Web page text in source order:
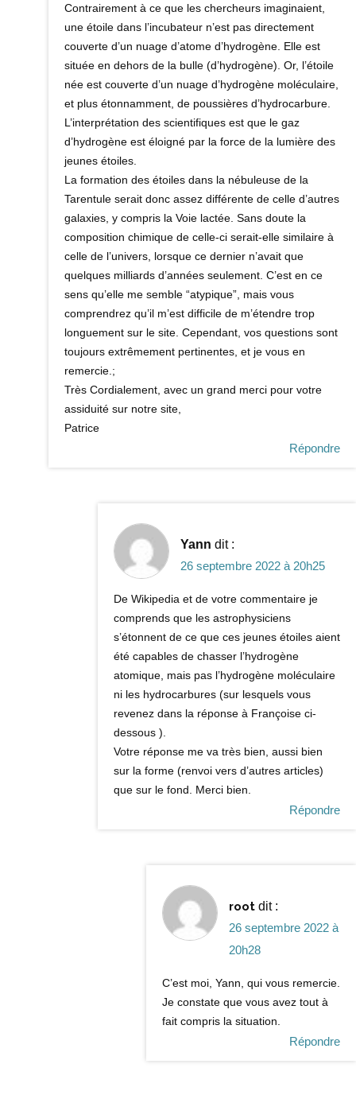
Contrairement à ce que les chercheurs imaginaient,
une étoile dans l’incubateur n’est pas directement
couverte d’un nuage d’atome d’hydrogène. Elle est
située en dehors de la bulle (d’hydrogène). Or, l’étoile
née est couverte d’un nuage d’hydrogène moléculaire,
et plus étonnamment, de poussières d’hydrocarbure.
L’interprétation des scientifiques est que le gaz
d’hydrogène est éloigné par la force de la lumière des
jeunes étoiles.
La formation des étoiles dans la nébuleuse de la
Tarentule serait donc assez différente de celle d’autres
galaxies, y compris la Voie lactée. Sans doute la
composition chimique de celle-ci serait-elle similaire à
celle de l’univers, lorsque ce dernier n’avait que
quelques milliards d’années seulement. C’est en ce
sens qu’elle me semble “atypique”, mais vous
comprendrez qu’il m’est difficile de m’étendre trop
longuement sur le site. Cependant, vos questions sont
toujours extrêmement pertinentes, et je vous en
remercie.;
Très Cordialement, avec un grand merci pour votre
assiduité sur notre site,
Patrice
Répondre
Yann dit :
26 septembre 2022 à 20h25
De Wikipedia et de votre commentaire je
comprends que les astrophysiciens
s’étonnent de ce que ces jeunes étoiles aient
été capables de chasser l’hydrogène
atomique, mais pas l’hydrogène moléculaire
ni les hydrocarbures (sur lesquels vous
revenez dans la réponse à Françoise ci-
dessous ).
Votre réponse me va très bien, aussi bien
sur la forme (renvoi vers d’autres articles)
que sur le fond. Merci bien.
Répondre
root dit :
26 septembre 2022 à
20h28
C’est moi, Yann, qui vous remercie.
Je constate que vous avez tout à
fait compris la situation.
Répondre